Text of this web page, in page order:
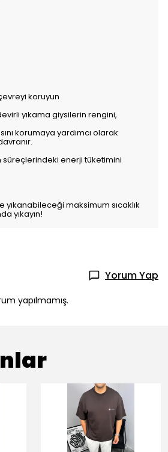
koruyun
yıkama giysilerin rengini,
korumaya yardımcı olarak
süreçlerindeki enerji tüketimini
yıkanabileceği maksimum sıcaklık
yıkayın!
Yorum Yap
yapılmamış.